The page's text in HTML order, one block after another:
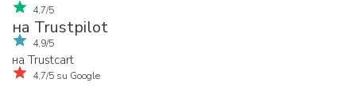
4,7/5
на Trustpilot
4,9/5
на Trustcart
4,7/5 su Google